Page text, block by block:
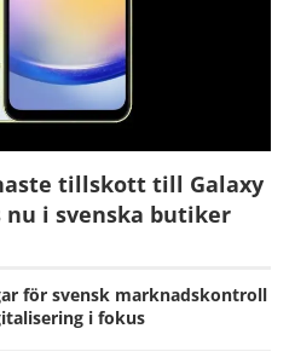
tillskott till Galaxy
nu i svenska butiker
för svensk marknadskontroll
i fokus